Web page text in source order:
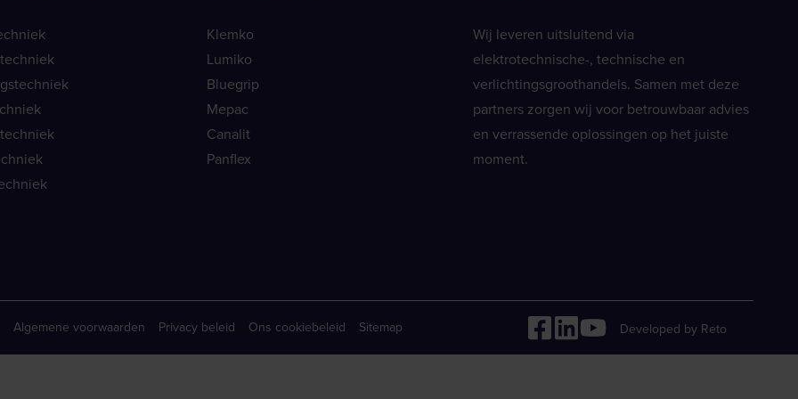
Klemko
Lumiko
Bluegrip
Mepac
Canalit
Panflex
Wij leveren uitsluitend via
elektrotechnische-, technische en
verlichtingsgroothandels. Samen met deze
partners zorgen wij voor betrouwbaar advies
en verrassende oplossingen op het juiste
moment.
Algemene voorwaarden Privacy beleid Ons cookiebeleid Sitemap Developed by Reto